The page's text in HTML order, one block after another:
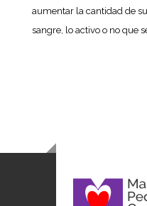
aumentar la cantidad de
sangre, lo activo o no que